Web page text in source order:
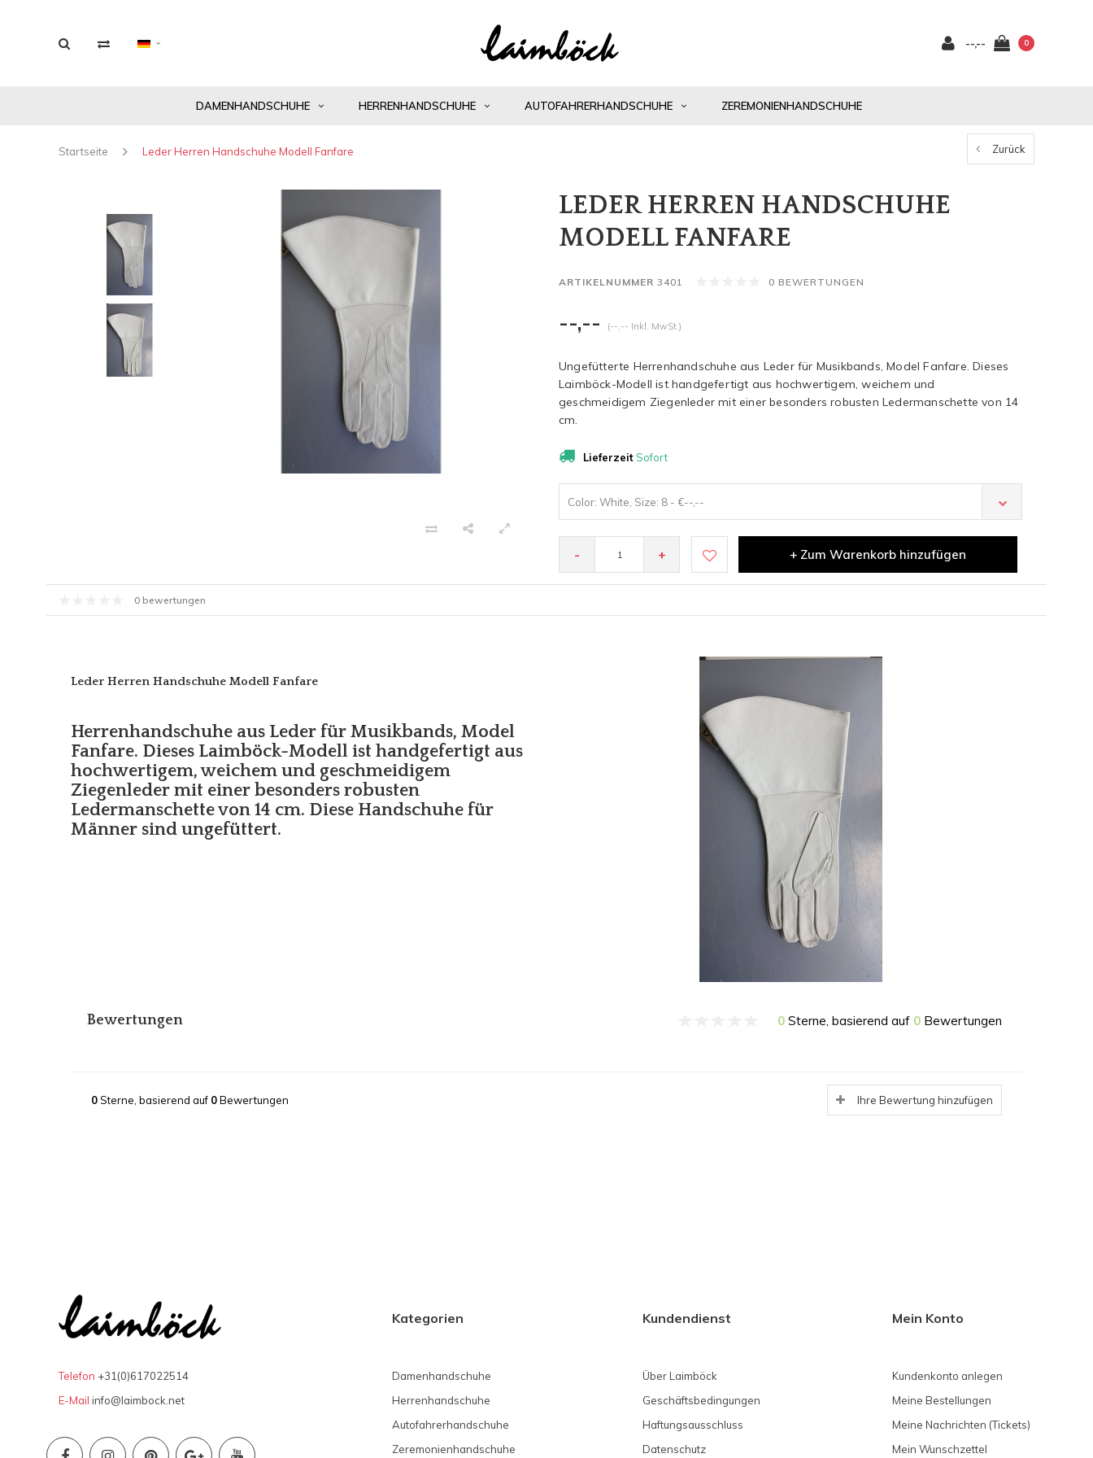
--,-- 0
DAMENHANDSCHUHE HERRENHANDSCHUHE AUTOFAHRERHANDSCHUHE ZEREMONIENHANDSCHUHE
Startseite Leder Herren Handschuhe Modell Fanfare Zurück
LEDER HERREN HANDSCHUHE
MODELL FANFARE
ARTIKELNUMMER 3401 0 BEWERTUNGEN
--,-- (--,-- Inkl. MwSt.)
Ungefütterte Herrenhandschuhe aus Leder für Musikbands, Model Fanfare. Dieses
Laimböck-Modell ist handgefertigt aus hochwertigem, weichem und
geschmeidigem Ziegenleder mit einer besonders robusten Ledermanschette von 14
cm.
LieferzeitSofort
Color: White, Size: 8 - €--,--
- + + Zum Warenkorb hinzufügen
0 bewertungen
Leder Herren Handschuhe Modell Fanfare
Herrenhandschuhe aus Leder für Musikbands, Model
Fanfare. Dieses Laimböck-Modell ist handgefertigt aus
hochwertigem, weichem und geschmeidigem
Ziegenleder mit einer besonders robusten
Ledermanschette von 14 cm. Diese Handschuhe für
Männer sind ungefüttert.
Bewertungen 0 Sterne, basierend auf 0 Bewertungen
0Sterne, basierend auf 0Bewertungen Ihre Bewertung hinzufügen
Telefon +31(0)617022514
E-Mail info@laimbock.net
Kategorien
Damenhandschuhe
Herrenhandschuhe
Autofahrerhandschuhe
Zeremonienhandschuhe
Kundendienst
Über Laimböck
Geschäftsbedingungen
Haftungsausschluss
Datenschutz
Mein Konto
Kundenkonto anlegen
Meine Bestellungen
Meine Nachrichten (Tickets)
Mein Wunschzettel